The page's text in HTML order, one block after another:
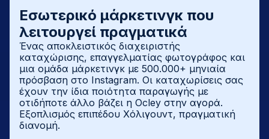
Εσωτερικό μάρκετινγκ που
λειτουργεί πραγματικά
Ένας αποκλειστικός διαχειριστής
καταχώρισης, επαγγελματίας φωτογράφος και
μια ομάδα μάρκετινγκ με 500.000+ μηνιαία
πρόσβαση στο Instagram. Οι καταχωρίσεις σας
έχουν την ίδια ποιότητα παραγωγής με
οτιδήποτε άλλο βάζει η Ocley στην αγορά.
Εξοπλισμός επιπέδου Χόλιγουντ, πραγματική
διανομή.